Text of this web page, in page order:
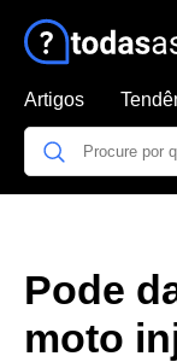
Artigos
Pode
moto